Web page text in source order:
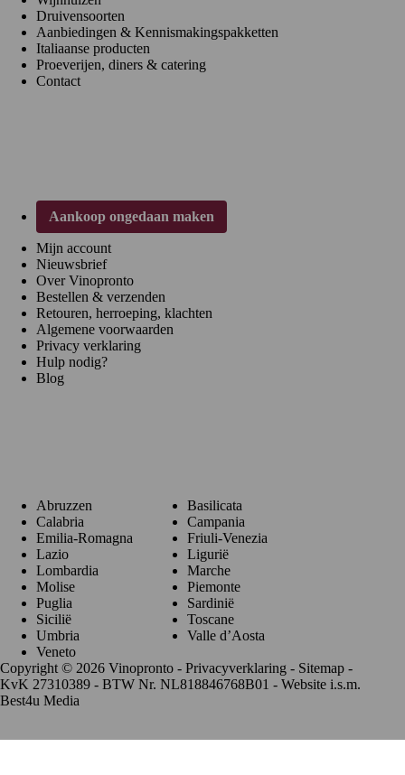
Druivensoorten
Aanbiedingen & Kennismakingspakketten
Italiaanse producten
Proeverijen, diners & catering
Contact
Aankoop ongedaan maken
Mijn account
Nieuwsbrief
Over Vinopronto
Bestellen & verzenden
Retouren, herroeping, klachten
Algemene voorwaarden
Privacy verklaring
Hulp nodig?
Blog
Abruzzen
Basilicata
Calabria
Campania
Emilia-Romagna
Friuli-Venezia
Lazio
Ligurië
Lombardia
Marche
Molise
Piemonte
Puglia
Sardinië
Sicilië
Toscane
Umbria
Valle d’Aosta
Veneto
Copyright © 2026 Vinopronto - Privacyverklaring - Sitemap -
KvK 27310389 - BTW Nr. NL818846768B01 - Website i.s.m.
Best4u Media